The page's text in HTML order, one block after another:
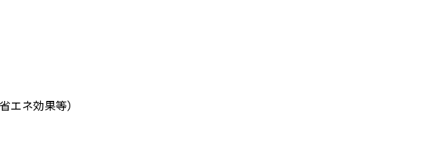
ネ効果等）